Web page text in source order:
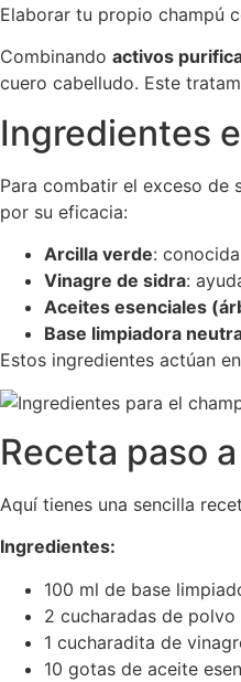
Elaborar tu propio champú
Combinando activos
cuero cabelludo. Este
Ingredientes
Para combatir el exceso de
por su eficacia:
Arcilla verde:
Vinagre de sidra:
Aceites esenciales
Base limpiadora
Estos ingredientes actúan
Receta paso
Aquí tienes una sencilla
Ingredientes:
100 ml de base
2 cucharadas de
1 cucharadita de
10 gotas de aceite